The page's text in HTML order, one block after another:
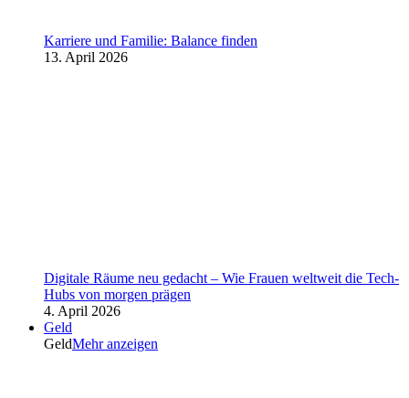
Karriere und Familie: Balance finden
13. April 2026
Digitale Räume neu gedacht – Wie Frauen weltweit die Tech-
Hubs von morgen prägen
4. April 2026
Geld
GeldMehr anzeigen